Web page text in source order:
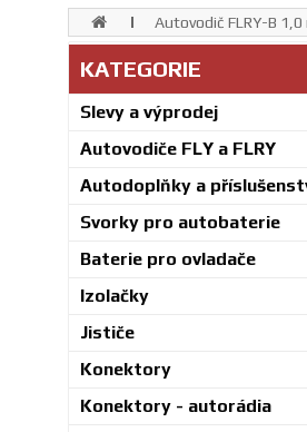
Autovodič FLRY-B
KATEGORIE
Slevy a výprodej
Autovodiče FLY a FLRY
Autodoplňky a
Svorky pro autobaterie
Baterie pro ovladače
Izolačky
Jističe
Konektory
Konektory - autorádia